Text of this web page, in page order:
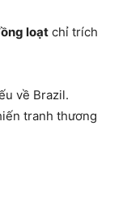
loạt chỉ trích
về Brazil.
tranh thương